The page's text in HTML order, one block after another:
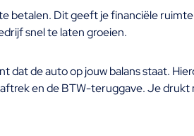
betalen. Dit geeft je financiële
snel te laten groeien.
dat de auto op jouw balans staat.
en de BTW-teruggave. Je drukt